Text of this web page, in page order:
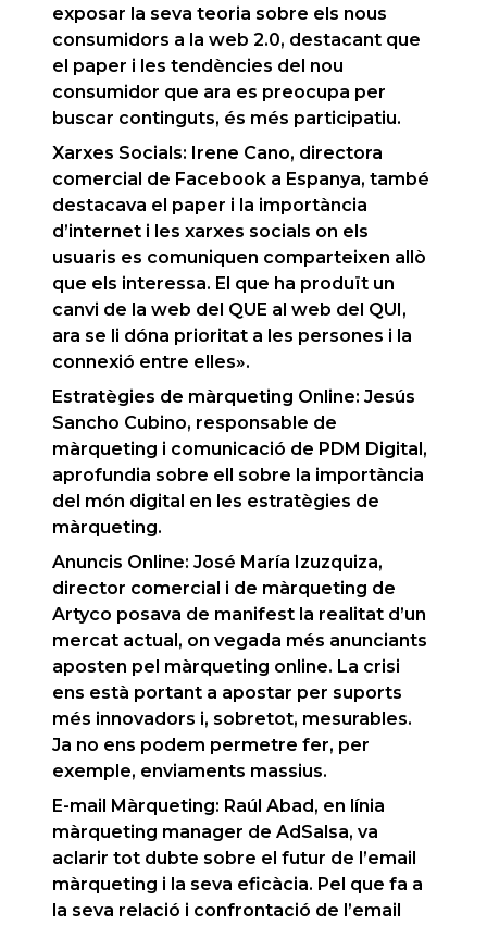
exposar la seva teoria sobre els nous
consumidors a la web 2.0, destacant que
el paper i les tendències del nou
consumidor que ara es preocupa per
buscar continguts, és més participatiu.
Xarxes Socials: Irene Cano, directora
comercial de Facebook a Espanya, també
destacava el paper i la importància
d’internet i les xarxes socials on els
usuaris es comuniquen comparteixen allò
que els interessa. El que ha produït un
canvi de la web del QUE al web del QUI,
ara se li dóna prioritat a les persones i la
connexió entre elles».
Estratègies de màrqueting Online: Jesús
Sancho Cubino, responsable de
màrqueting i comunicació de PDM Digital,
aprofundia sobre ell sobre la importància
del món digital en les estratègies de
màrqueting.
Anuncis Online: José María Izuzquiza,
director comercial i de màrqueting de
Artyco posava de manifest la realitat d’un
mercat actual, on vegada més anunciants
aposten pel màrqueting online. La crisi
ens està portant a apostar per suports
més innovadors i, sobretot, mesurables.
Ja no ens podem permetre fer, per
exemple, enviaments massius.
E-mail Màrqueting: Raúl Abad, en línia
màrqueting manager de AdSalsa, va
aclarir tot dubte sobre el futur de l’email
màrqueting i la seva eficàcia. Pel que fa a
la seva relació i confrontació de l’email